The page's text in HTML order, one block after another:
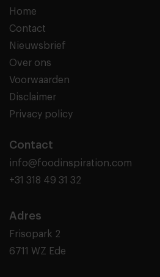
Home
Contact
Nieuwsbrief
Over ons
Voorwaarden
Disclaimer
Privacy policy
Contact
info@foodinspiration.com
+31 318 49 31 32
Adres
Frisopark 2
6711 WZ Ede